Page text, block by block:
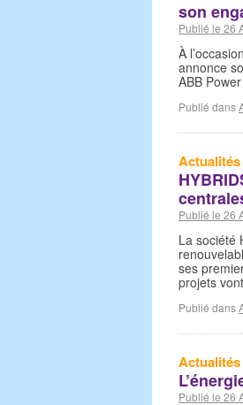
son
Publié le 26
À
annonce
ABB
Publié dans
Actualités
Publié le 26
La société
ses
projets
Publié dans
Actualités
Publié le 26